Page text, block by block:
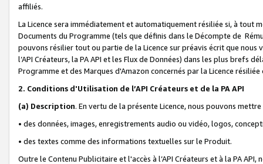
affiliés.
La Licence sera immédiatement et automatiquement résiliée si, à
Documents du Programme (tels que définis dans le Décompte de
pouvons résilier tout ou partie de la Licence sur préavis écrit que
l’API Créateurs, la PA API et les Flux de Données) dans les plus
Programme et des Marques d'Amazon concernés par la Licence
2. Conditions d'Utilisation de l’API Créateurs et de la PA API
(a) Description. En vertu de la présente Licence, nous pouvons
• des données, images, enregistrements audio ou vidéo, logos,
• des textes comme des informations textuelles sur le Produit.
Outre le Contenu Publicitaire et l'accès à l’API Créateurs et à la PA